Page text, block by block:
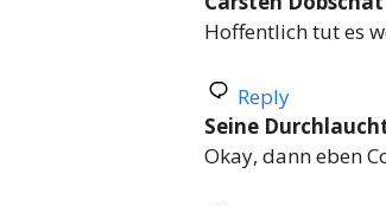
Hoffentlich tut es
Reply
Seine
Okay, dann eben